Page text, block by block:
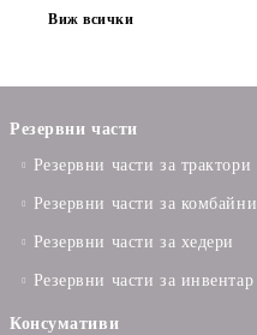
Виж всички
Резервни части
Резервни части за трактори
Резервни части за комбайни
Резервни части за хедери
Резервни части за инвентар
Консумативи